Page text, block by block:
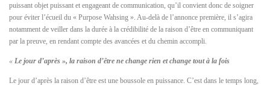
puissant objet puissant et engageant de communication, qu’il convient donc de soigner
pour éviter l’écueil du « Purpose Wahsing ». Au-delà de l’annonce première, il s’agira
notamment de veiller dans la durée à la crédibilité de la raison d’être en communiquant
par la preuve, en rendant compte des avancées et du chemin accompli.
« Le jour d’après », la raison d’être ne change rien et change tout à la fois
Le jour d’après la raison d’être est une boussole en puissance. C’est dans le temps long,